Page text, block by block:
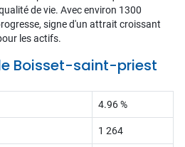
de vie. Avec environ 1300
signe d'un attrait croissant
les actifs.
Boisset-saint-priest
4.96 %
1 264